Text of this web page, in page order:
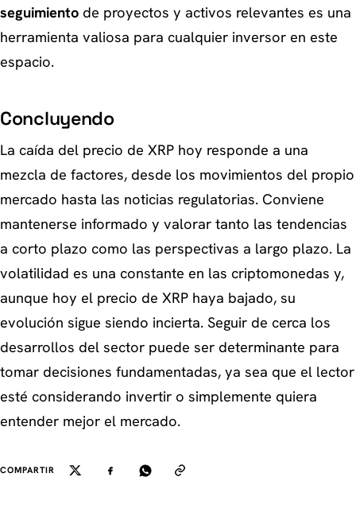
seguimiento de proyectos y activos relevantes es una
herramienta valiosa para cualquier inversor en este
espacio.
Concluyendo
La caída del precio de XRP hoy responde a una
mezcla de factores, desde los movimientos del propio
mercado hasta las noticias regulatorias. Conviene
mantenerse informado y valorar tanto las tendencias
a corto plazo como las perspectivas a largo plazo. La
volatilidad es una constante en las criptomonedas y,
aunque hoy el precio de XRP haya bajado, su
evolución sigue siendo incierta. Seguir de cerca los
desarrollos del sector puede ser determinante para
tomar decisiones fundamentadas, ya sea que el lector
esté considerando invertir o simplemente quiera
entender mejor el mercado.
COMPARTIR